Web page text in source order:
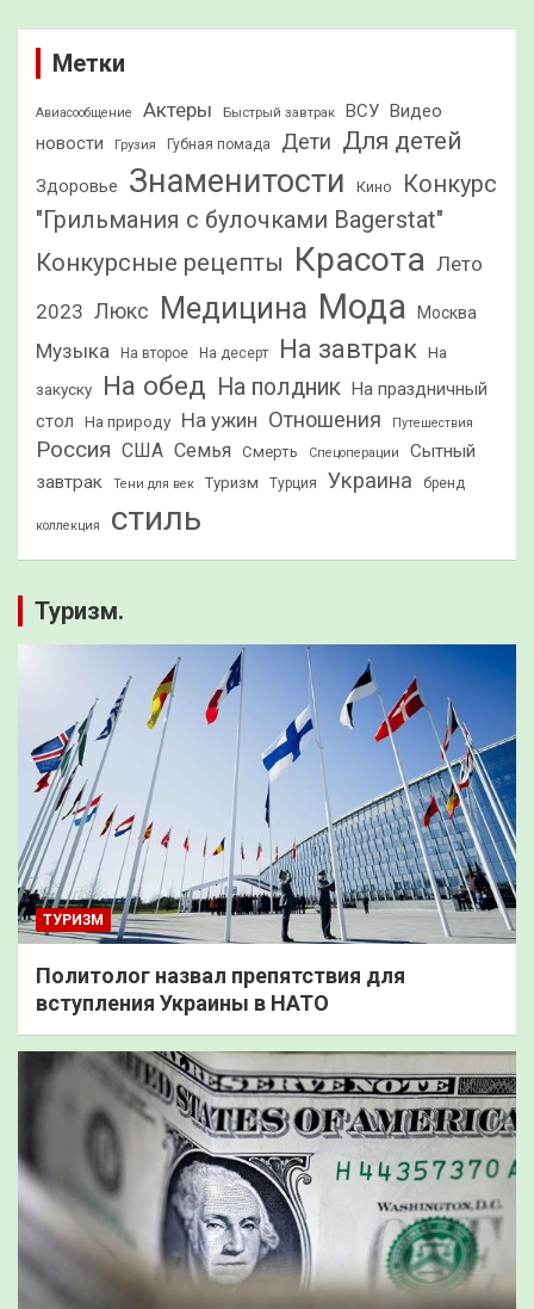
Метки
Авиасообщение Актеры Быстрый завтрак ВСУ Видео
новости
Грузия Губная помада Дети Для детей
Здоровье Знаменитости Кино
Конкурс
"Грильмания с булочками Bagerstat"
Конкурсные рецепты Красота Лето
2023 Люкс Медицина Мода Москва
Музыка На второе На десерт На завтрак На
закуску На обед На полдник На праздничный
стол
На природу На ужин Отношения Путешествия
Россия США Семья Смерть Спецоперации
Сытный
завтрак
Тени для век Туризм Турция Украина бренд
коллекция стиль
Туризм.
ТУРИЗМ
Политолог назвал препятствия для
вступления Украины в НАТО